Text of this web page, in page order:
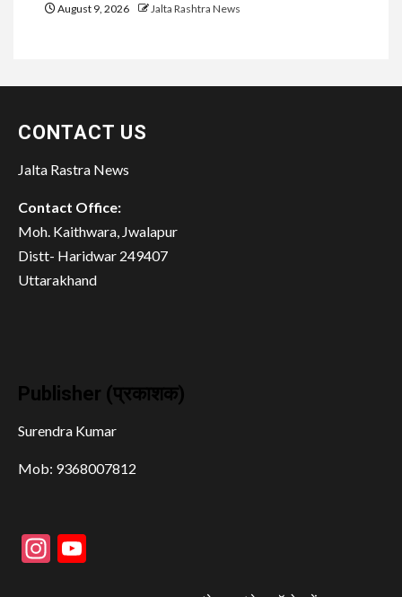
August 9, 2026 Jalta Rashtra News
CONTACT US
Jalta Rastra News
Contact Office:
Moh. Kaithwara, Jwalapur
Distt- Haridwar 249407
Uttarakhand
Publisher (प्रकाशक)
Surendra Kumar
Mob: 9368007812
Instagram